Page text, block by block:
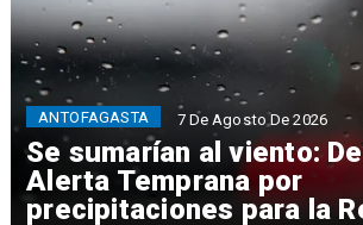
Se sumarían al viento:
Alerta Temprana por
precipitaciones para la
ANTOFAGASTA 7 De Agosto De 2026